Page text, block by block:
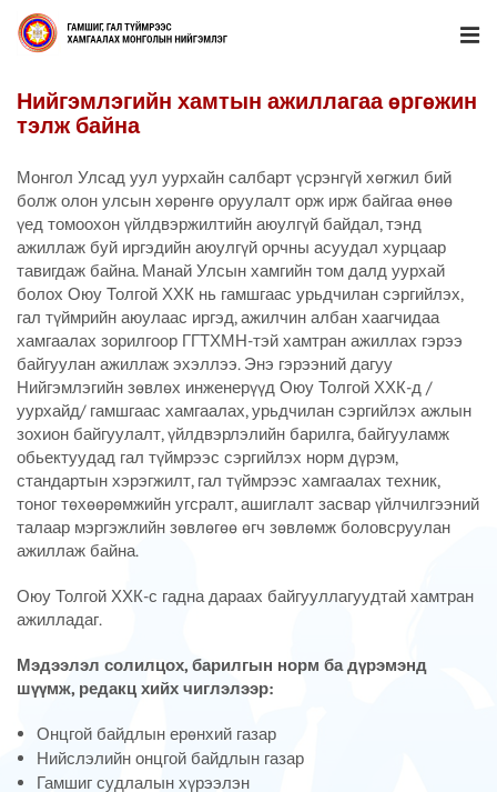
Нийгэмлэгийн хамтын ажиллагаа өргөжин
тэлж байна
Монгол Улсад уул уурхайн салбарт үсрэнгүй хөгжил бий
болж олон улсын хөрөнгө оруулалт орж ирж байгаа өнөө
үед томоохон үйлдвэржилтийн аюулгүй байдал, тэнд
ажиллаж буй иргэдийн аюулгүй орчны асуудал хурцаар
тавигдаж байна. Манай Улсын хамгийн том далд уурхай
болох Оюу Толгой ХХК нь гамшгаас урьдчилан сэргийлэх,
гал түймрийн аюулаас иргэд, ажилчин албан хаагчидаа
хамгаалах зорилгоор ГГТХМН-тэй хамтран ажиллах гэрээ
байгуулан ажиллаж эхэллээ. Энэ гэрээний дагуу
Нийгэмлэгийн зөвлөх инженерүүд Оюу Толгой ХХК-д /
уурхайд/ гамшгаас хамгаалах, урьдчилан сэргийлэх ажлын
зохион байгуулалт, үйлдвэрлэлийн барилга, байгууламж
обьектуудад гал түймрээс сэргийлэх норм дүрэм,
стандартын хэрэгжилт, гал түймрээс хамгаалах техник,
тоног төхөөрөмжийн угсралт, ашиглалт засвар үйлчилгээний
талаар мэргэжлийн зөвлөгөө өгч зөвлөмж боловсруулан
ажиллаж байна.
Оюу Толгой ХХК-с гадна дараах байгууллагуудтай хамтран
ажилладаг.
Мэдээлэл солилцох, барилгын норм ба дүрэмэнд
шүүмж, редакц хийх чиглэлээр:
Онцгой байдлын ерөнхий газар
Нийслэлийн онцгой байдлын газар
Гамшиг судлалын хүрээлэн